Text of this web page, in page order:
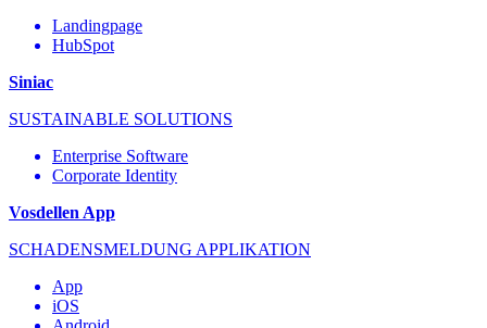
Landingpage
HubSpot
Siniac
SUSTAINABLE SOLUTIONS
Enterprise Software
Corporate Identity
Vosdellen App
SCHADENSMELDUNG APPLIKATION
App
iOS